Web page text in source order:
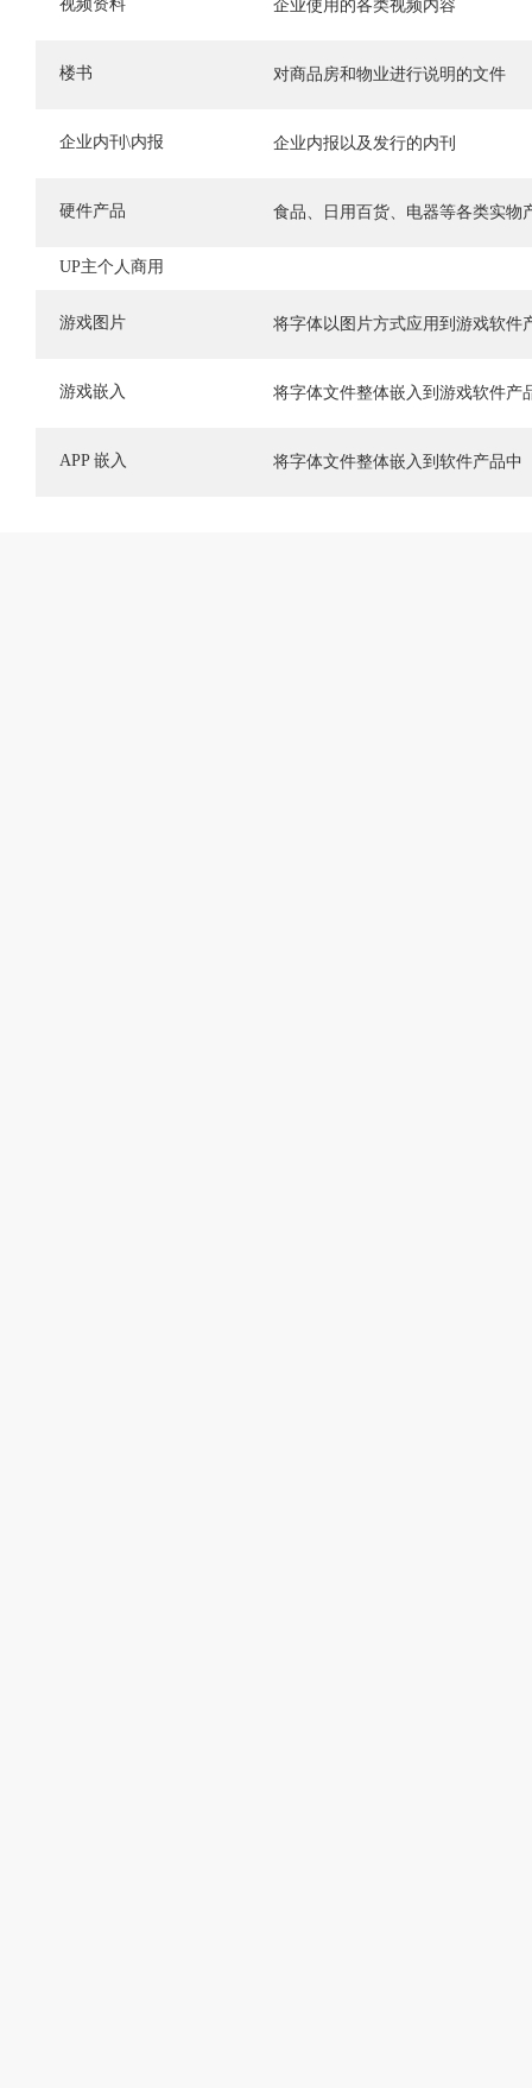
视频资料 企业使用的各类视频内容
楼书 对商品房和物业进行说明的文件
企业内刊\内报 企业内报以及发行的内刊
硬件产品 食品、日用百货、电器等各类实物
UP主个人商用
游戏图片 将字体以图片方式应用到游戏软件
游戏嵌入 将字体文件整体嵌入到游戏软件产
APP 嵌入 将字体文件整体嵌入到软件产品中